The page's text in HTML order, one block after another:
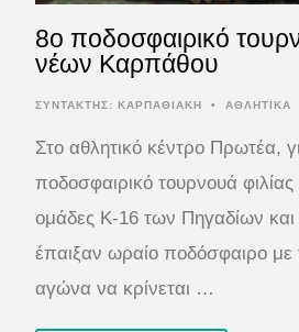
8ο ποδοσφαιρικό
νέων Καρπάθου
ΣΥΝΤΆΚΤΗΣ: ΚΑΡΠΑΘΙΑΚΗ • ΑΘΛΗΤΙΚΑ
Στο αθλητικό κέντρο Πρωτέα,
ποδοσφαιρικό τουρνουά
ομάδες Κ-16 των Πηγαδίων
έπαιξαν ωραίο ποδόσφαιρο με
αγώνα να κρίνεται …